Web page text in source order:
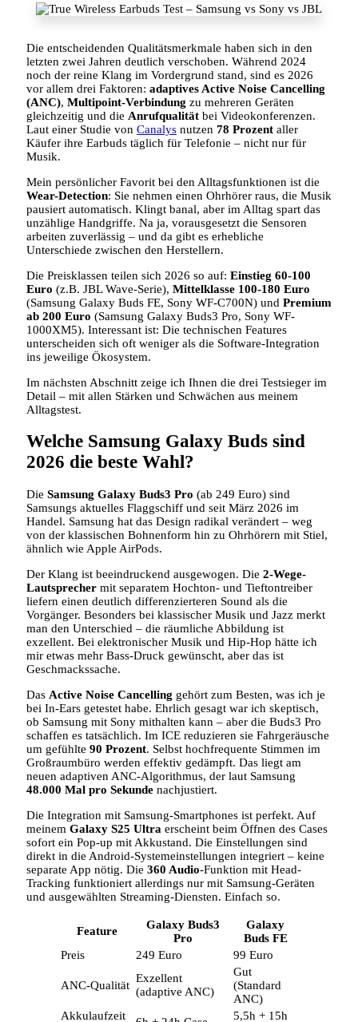
Die entscheidenden Qualitätsmerkmale haben sich in den
letzten zwei Jahren deutlich verschoben. Während 2024
noch der reine Klang im Vordergrund stand, sind es 2026
vor allem drei Faktoren: adaptives Active Noise Cancelling
(ANC), Multipoint-Verbindung zu mehreren Geräten
gleichzeitig und die Anrufqualität bei Videokonferenzen.
Laut einer Studie von Canalys nutzen 78 Prozent aller
Käufer ihre Earbuds täglich für Telefonie – nicht nur für
Musik.
Mein persönlicher Favorit bei den Alltagsfunktionen ist die
Wear-Detection: Sie nehmen einen Ohrhörer raus, die Musik
pausiert automatisch. Klingt banal, aber im Alltag spart das
unzählige Handgriffe. Na ja, vorausgesetzt die Sensoren
arbeiten zuverlässig – und da gibt es erhebliche
Unterschiede zwischen den Herstellern.
Die Preisklassen teilen sich 2026 so auf: Einstieg 60-100
Euro (z.B. JBL Wave-Serie), Mittelklasse 100-180 Euro
(Samsung Galaxy Buds FE, Sony WF-C700N) und Premium
ab 200 Euro (Samsung Galaxy Buds3 Pro, Sony WF-
1000XM5). Interessant ist: Die technischen Features
unterscheiden sich oft weniger als die Software-Integration
ins jeweilige Ökosystem.
Im nächsten Abschnitt zeige ich Ihnen die drei Testsieger im
Detail – mit allen Stärken und Schwächen aus meinem
Alltagstest.
Welche Samsung Galaxy Buds sind
2026 die beste Wahl?
Die Samsung Galaxy Buds3 Pro (ab 249 Euro) sind
Samsungs aktuelles Flaggschiff und seit März 2026 im
Handel. Samsung hat das Design radikal verändert – weg
von der klassischen Bohnenform hin zu Ohrhörern mit Stiel,
ähnlich wie Apple AirPods.
Der Klang ist beeindruckend ausgewogen. Die 2-Wege-
Lautsprecher mit separatem Hochton- und Tieftontreiber
liefern einen deutlich differenzierteren Sound als die
Vorgänger. Besonders bei klassischer Musik und Jazz merkt
man den Unterschied – die räumliche Abbildung ist
exzellent. Bei elektronischer Musik und Hip-Hop hätte ich
mir etwas mehr Bass-Druck gewünscht, aber das ist
Geschmackssache.
Das Active Noise Cancelling gehört zum Besten, was ich je
bei In-Ears getestet habe. Ehrlich gesagt war ich skeptisch,
ob Samsung mit Sony mithalten kann – aber die Buds3 Pro
schaffen es tatsächlich. Im ICE reduzieren sie Fahrgeräusche
um gefühlte 90 Prozent. Selbst hochfrequente Stimmen im
Großraumbüro werden effektiv gedämpft. Das liegt am
neuen adaptiven ANC-Algorithmus, der laut Samsung
48.000 Mal pro Sekunde nachjustiert.
Die Integration mit Samsung-Smartphones ist perfekt. Auf
meinem Galaxy S25 Ultra erscheint beim Öffnen des Cases
sofort ein Pop-up mit Akkustand. Die Einstellungen sind
direkt in die Android-Systemeinstellungen integriert – keine
separate App nötig. Die 360 Audio-Funktion mit Head-
Tracking funktioniert allerdings nur mit Samsung-Geräten
und ausgewählten Streaming-Diensten. Einfach so.
Feature
Galaxy Buds3
Pro
Galaxy
Buds FE
Preis
249 Euro 99 Euro
ANC-Qualität
Exzellent
(adaptive ANC)
Gut
(Standard
ANC)
Akkulaufzeit
5,5h + 15h